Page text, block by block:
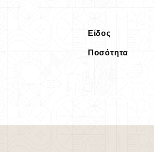
Είδος
Ποσότητα